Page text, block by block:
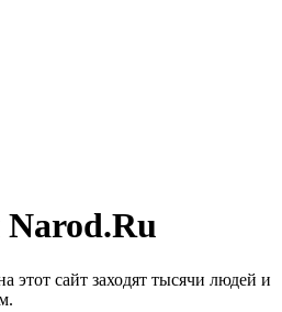
этот сайт заходят тысячи людей и